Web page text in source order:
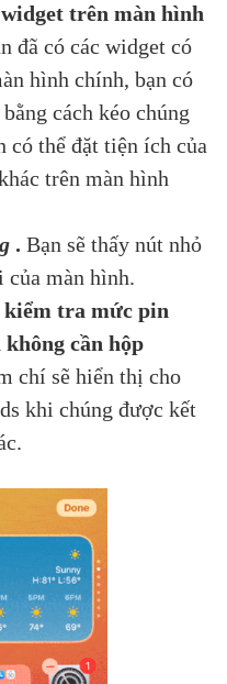
trên màn hình
đã có các widget có
hình chính, bạn có
cách kéo chúng
có thể đặt tiện ích của
trên màn hình
. Bạn sẽ thấy nút nhỏ
của màn hình.
kiểm tra mức pin
cần hộp
chí sẽ hiển thị cho
khi chúng được kết